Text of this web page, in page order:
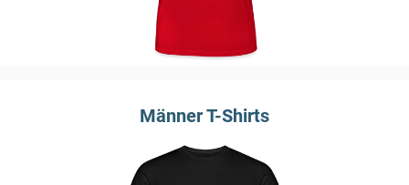
Männer T-Shirts